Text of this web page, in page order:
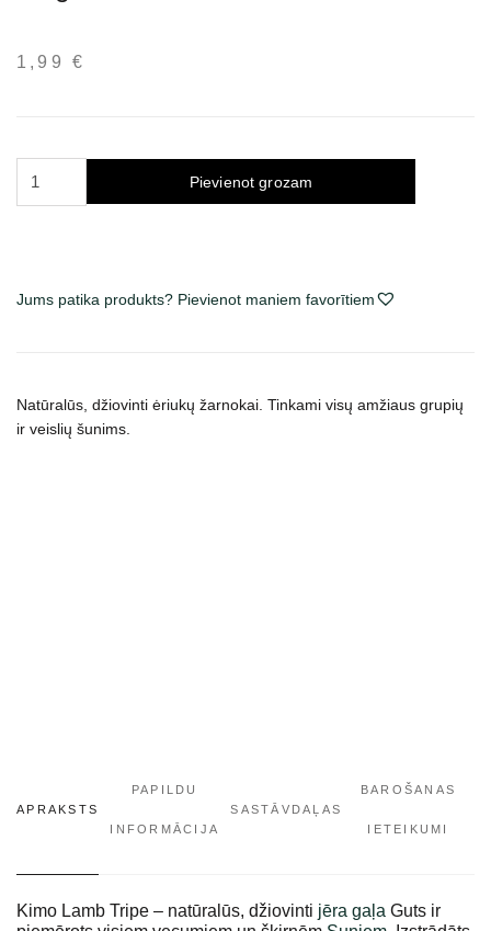
1,99 €
50
Pievienot grozam
Jums patika produkts? Pievienot maniem favorītiem
Natūralūs, džiovinti ėriukų žarnokai. Tinkami visų amžiaus grupių
ir veislių šunims.
APRAKSTS
PAPILDU
INFORMĀCIJA
SASTĀVDAĻAS
BAROŠANAS
IETEIKUMI
Kimo Lamb Tripe – natūralūs, džiovinti jēra gaļa Guts ir